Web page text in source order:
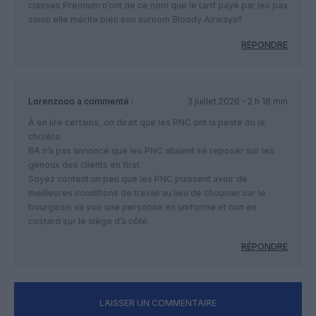
classes Premium n’ont de ce nom que le tarif payé par les pax
sinon elle mérite bien son surnom Bloody Airways!!
RÉPONDRE
Lorenzooo a commenté :
3 juillet 2026 - 2 h 18 min
À en lire certains, on dirait que les PNC ont la peste ou le
choléra.
BA n’a pas annoncé que les PNC allaient se reposer sur les
genoux des clients en first.
Soyez content un peu que les PNC puissent avoir de
meilleures conditions de travail au lieu de chouiner car le
bourgeois va voir une personne en uniforme et non en
costard sur le siège d’à côté.
RÉPONDRE
LAISSER UN COMMENTAIRE